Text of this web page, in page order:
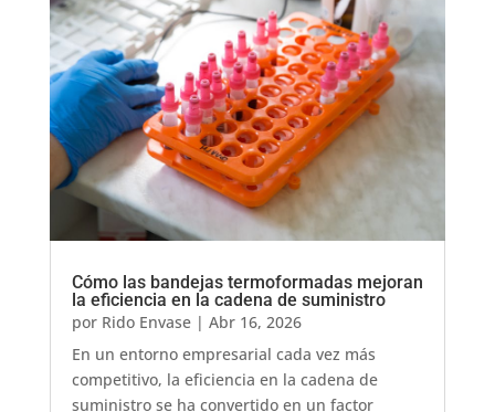
Cómo las bandejas termoformadas mejoran
la eficiencia en la cadena de suministro
por Rido Envase| Abr 16, 2026
En un entorno empresarial cada vez más
competitivo, la eficiencia en la cadena de
suministro se ha convertido en un factor